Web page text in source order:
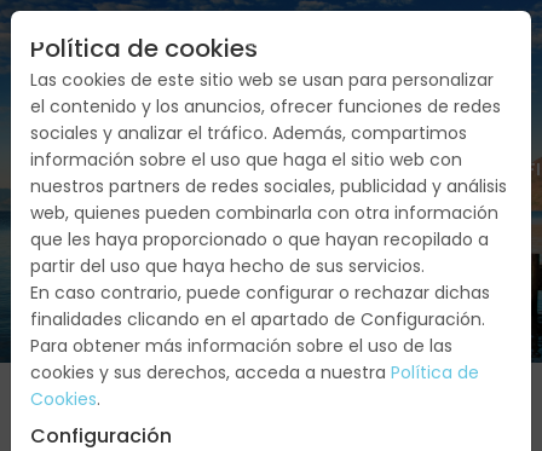
FECHAS SERVICIOS PRESUPUESTO/
Política de cookies
Las cookies de este sitio web se usan para personalizar
el contenido y los anuncios, ofrecer funciones de redes
sociales y analizar el tráfico. Además, compartimos
información sobre el uso que haga el sitio web con
nuestros partners de redes sociales, publicidad y análisis
web, quienes pueden combinarla con otra información
que les haya proporcionado o que hayan recopilado a
partir del uso que haya hecho de sus servicios.
En caso contrario, puede configurar o rechazar dichas
finalidades clicando en el apartado de Configuración.
Para obtener más información sobre el uso de las
cookies y sus derechos, acceda a nuestra Política de
Cookies.
Configuración